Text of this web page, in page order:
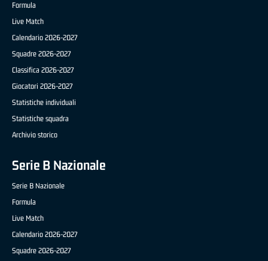
Formula
Live Match
Calendario 2026-2027
Squadre 2026-2027
Classifica 2026-2027
Giocatori 2026-2027
Statistiche individuali
Statistiche squadra
Archivio storico
Serie B Nazionale
Serie B Nazionale
Formula
Live Match
Calendario 2026-2027
Squadre 2026-2027